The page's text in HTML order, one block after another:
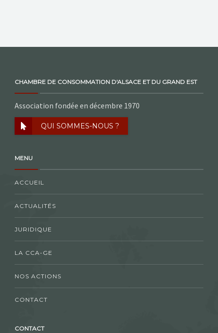
CHAMBRE DE CONSOMMATION D'ALSACE ET DU GRAND EST
Association fondée en décembre 1970
QUI SOMMES-NOUS ?
MENU
ACCUEIL
ACTUALITÉS
JURIDIQUE
LA CCA-GE
NOS ACTIONS
CONTACT
CONTACT